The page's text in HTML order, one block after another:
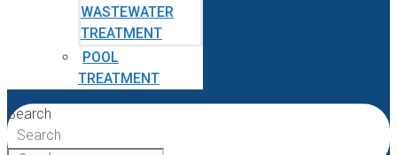
WASTEWATER
TREATMENT
POOL
TREATMENT
Search
Search